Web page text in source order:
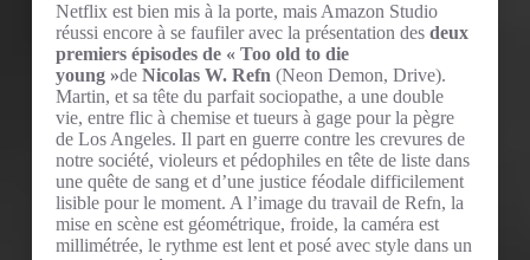
Netflix est bien mis à la porte, mais Amazon Studio
réussi encore à se faufiler avec la présentation des deux
premiers épisodes de « Too old to die
young »de Nicolas W. Refn (Neon Demon, Drive).
Martin, et sa tête du parfait sociopathe, a une double
vie, entre flic à chemise et tueurs à gage pour la pègre
de Los Angeles. Il part en guerre contre les crevures de
notre société, violeurs et pédophiles en tête de liste dans
une quête de sang et d’une justice féodale difficilement
lisible pour le moment. A l’image du travail de Refn, la
mise en scène est géométrique, froide, la caméra est
millimétrée, le rythme est lent et posé avec style dans un